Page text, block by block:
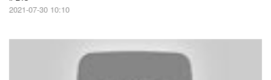
2021-07-30 10:10